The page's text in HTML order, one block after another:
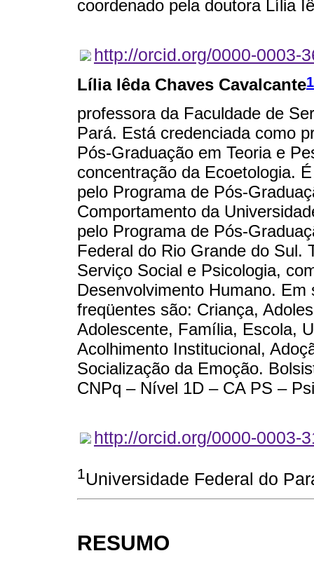
coordenado pela doutora Lília
http://orcid.org/0000-0003-
Lília Iêda Chaves Cavalcante1
professora da Faculdade de
Pará. Está credenciada como
Pós-Graduação em Teoria e
concentração da Ecoetologia.
pelo Programa de Pós-
Comportamento da
pelo Programa de Pós-
Federal do Rio Grande do Sul.
Serviço Social e Psicologia,
Desenvolvimento Humano.
freqüentes são: Criança,
Adolescente, Família, Escola,
Acolhimento Institucional,
Socialização da Emoção.
CNPq – Nível 1D – CA PS –
http://orcid.org/0000-0003-
1 Universidade Federal do
RESUMO